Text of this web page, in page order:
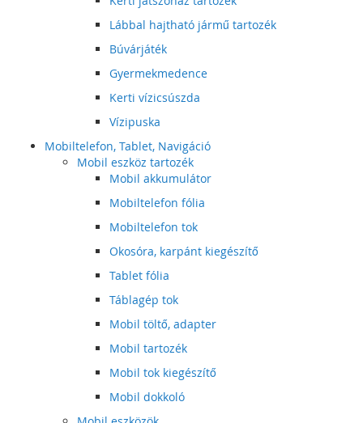
Lábbal hajtható jármű tartozék
Búvárjáték
Gyermekmedence
Kerti vízicsúszda
Vízipuska
Mobiltelefon, Tablet, Navigáció
Mobil eszköz tartozék
Mobil akkumulátor
Mobiltelefon fólia
Mobiltelefon tok
Okosóra, karpánt kiegészítő
Tablet fólia
Táblagép tok
Mobil töltő, adapter
Mobil tartozék
Mobil tok kiegészítő
Mobil dokkoló